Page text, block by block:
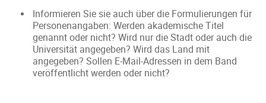
Informieren Sie sie auch über die Formulierungen für
Personenangaben: Werden akademische Titel
genannt oder nicht? Wird nur die Stadt oder auch die
Universität angegeben? Wird das Land mit
angegeben? Sollen E-Mail-Adressen in dem Band
veröffentlicht werden oder nicht?